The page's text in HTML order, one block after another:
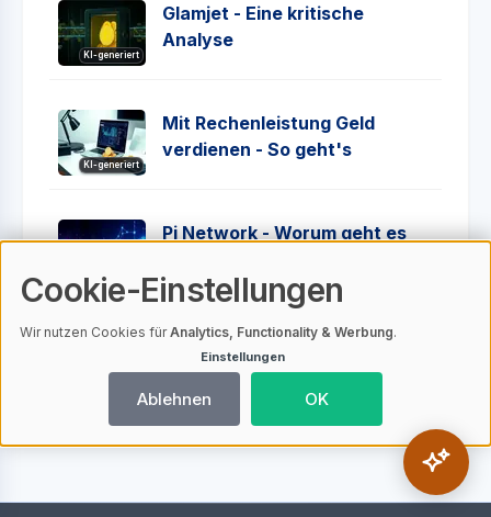
KI-generiert
Glamjet - Eine kritische
Analyse
KI-generiert
Mit Rechenleistung Geld
verdienen - So geht's
Pi Network - Worum geht es
Bitcoin Mining mit Solarstrom -
Theorie und Praxis
Cookie-Einstellungen
Wir nutzen Cookies fürAnalytics, Functionality & Werbung.
Einstellungen
Ablehnen OK